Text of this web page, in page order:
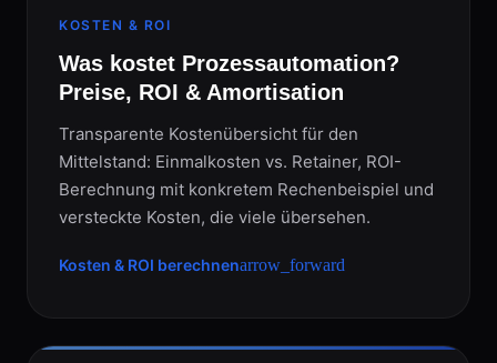
KOSTEN & ROI
Was kostet Prozessautomation?
Preise, ROI & Amortisation
Transparente Kostenübersicht für den
Mittelstand: Einmalkosten vs. Retainer, ROI-
Berechnung mit konkretem Rechenbeispiel und
versteckte Kosten, die viele übersehen.
Kosten & ROI berechnenarrow_forward